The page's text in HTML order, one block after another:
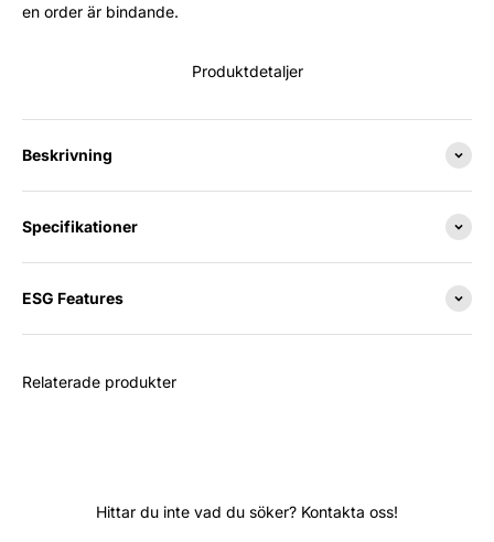
en order är bindande.
Produktdetaljer
Beskrivning
Specifikationer
ESG Features
Relaterade produkter
Hittar du inte vad du söker? Kontakta oss!